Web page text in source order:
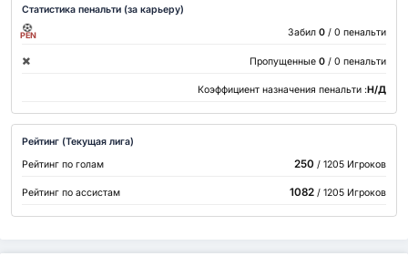
Статистика пенальти (за карьеру)
PEN Забил 0 / 0 пенальти
Пропущенные 0 / 0 пенальти
Коэффициент назначения пенальти :Н/Д
Рейтинг (Текущая лига)
Рейтинг по голам
250/ 1205 Игроков
Рейтинг по ассистам 1082/ 1205 Игроков